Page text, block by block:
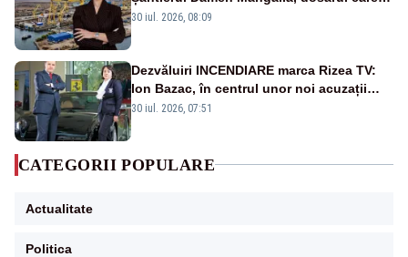
scufundă apărarea României
30 iul. 2026, 08:09
Dezvăluiri INCENDIARE marca Rizea TV:
Ion Bazac, în centrul unor noi acuzații
publice
30 iul. 2026, 07:51
CATEGORII POPULARE
Actualitate
Politica